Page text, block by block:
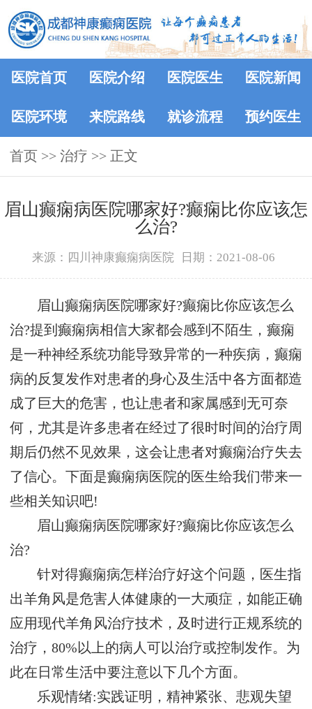
医院首页 医院介绍 医院医生 医院新闻
医院环境 来院路线 就诊流程 预约医生
首页 >> 治疗 >> 正文
眉山癫痫病医院哪家好?癫痫比你应该怎
么治?
来源：四川神康癫痫病医院 日期：2021-08-06
眉山癫痫病医院哪家好?癫痫比你应该怎么
治?提到癫痫病相信大家都会感到不陌生，癫痫
是一种神经系统功能导致异常的一种疾病，癫痫
病的反复发作对患者的身心及生活中各方面都造
成了巨大的危害，也让患者和家属感到无可奈
何，尤其是许多患者在经过了很时时间的治疗周
期后仍然不见效果，这会让患者对癫痫治疗失去
了信心。下面是癫痫病医院的医生给我们带来一
些相关知识吧!
眉山癫痫病医院哪家好?癫痫比你应该怎么
治?
针对得癫痫病怎样治疗好这个问题，医生指
出羊角风是危害人体健康的一大顽症，如能正确
应用现代羊角风治疗技术，及时进行正规系统的
治疗，80%以上的病人可以治疗或控制发作。为
此在日常生活中要注意以下几个方面。
乐观情绪:实践证明，精神紧张、悲观失望